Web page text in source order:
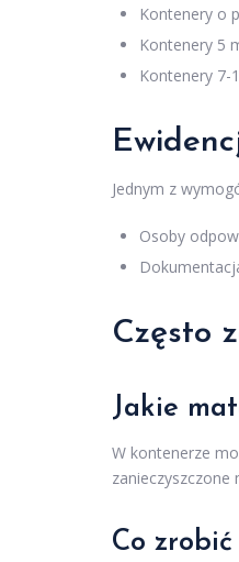
Kontenery o
Kontenery 5
Kontenery 7-
Jednym z
Osoby
Często
Jakie
W kontenerze
zanieczyszczone
Co